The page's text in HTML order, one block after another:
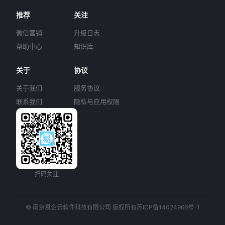
推荐
微信营销
帮助中心
关注
升级日志
知识库
关于
关于我们
联系我们
协议
服务协议
隐私与应用权限
扫码关注
© 南京易企云软件科技有限公司 版权所有苏ICP备14024966号-1